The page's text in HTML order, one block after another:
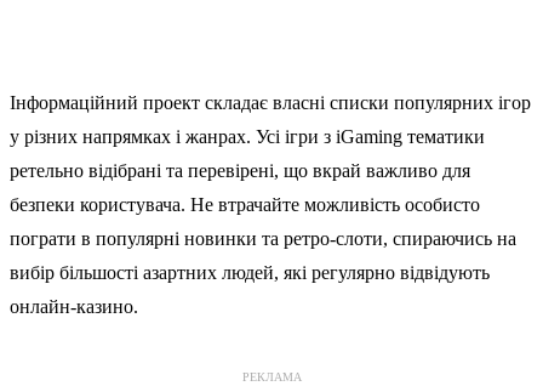
Інформаційний проект складає власні списки популярних ігор
у різних напрямках і жанрах. Усі ігри з iGaming тематики
ретельно відібрані та перевірені, що вкрай важливо для
безпеки користувача. Не втрачайте можливість особисто
пограти в популярні новинки та ретро-слоти, спираючись на
вибір більшості азартних людей, які регулярно відвідують
онлайн-казино.
РЕКЛАМА